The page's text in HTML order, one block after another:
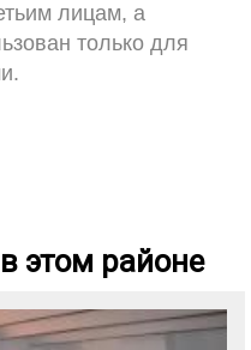
лицам, а
только для
этом районе